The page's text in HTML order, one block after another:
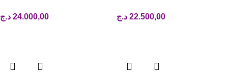
24.000,00 د.ج
22.500,00 د.ج